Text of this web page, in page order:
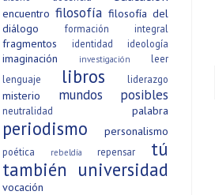
encuentro filosofía filosofía del
diálogo
formación integral
fragmentos identidad ideología
imaginación investigación
leer
lenguaje
libros liderazgo
misterio mundos posibles
neutralidad palabra
periodismo personalismo
poética rebeldía repensar
tú
también universidad
vocación